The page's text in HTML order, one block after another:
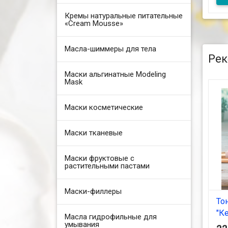
Кремы натуральные питательные
«Cream Mousse»
Масла-шиммеры для тела
Маски альгинатные Modeling
Mask
Маски косметические
Маски тканевые
Маски фруктовые с
растительными пастами
Маски-филлеры
Масла гидрофильные для
умывания
60